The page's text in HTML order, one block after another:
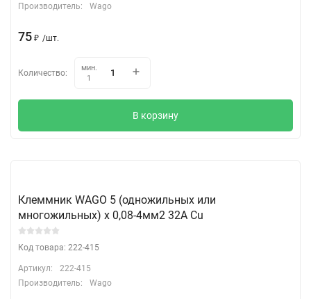
Производитель:
Wago
75 ₽ /шт.
Количество:
мин.
1
В корзину
Клеммник WAGO 5 (одножильных или
многожильных) х 0,08-4мм2 32A Cu
Код товара: 222-415
Артикул:
222-415
Производитель:
Wago